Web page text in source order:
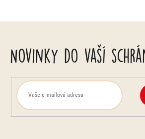
Novinky do vaší